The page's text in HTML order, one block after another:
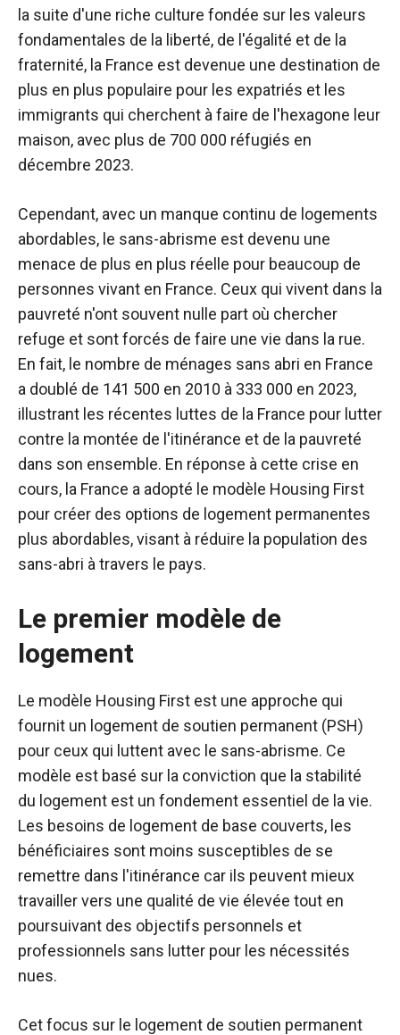
la suite d'une riche culture fondée sur les valeurs
fondamentales de la liberté, de l'égalité et de la
fraternité, la France est devenue une destination de
plus en plus populaire pour les expatriés et les
immigrants qui cherchent à faire de l'hexagone leur
maison, avec plus de 700 000 réfugiés en
décembre 2023.
Cependant, avec un manque continu de logements
abordables, le sans-abrisme est devenu une
menace de plus en plus réelle pour beaucoup de
personnes vivant en France. Ceux qui vivent dans la
pauvreté n'ont souvent nulle part où chercher
refuge et sont forcés de faire une vie dans la rue.
En fait, le nombre de ménages sans abri en France
a doublé de 141 500 en 2010 à 333 000 en 2023,
illustrant les récentes luttes de la France pour lutter
contre la montée de l'itinérance et de la pauvreté
dans son ensemble. En réponse à cette crise en
cours, la France a adopté le modèle Housing First
pour créer des options de logement permanentes
plus abordables, visant à réduire la population des
sans-abri à travers le pays.
Le premier modèle de
logement
Le modèle Housing First est une approche qui
fournit un logement de soutien permanent (PSH)
pour ceux qui luttent avec le sans-abrisme. Ce
modèle est basé sur la conviction que la stabilité
du logement est un fondement essentiel de la vie.
Les besoins de logement de base couverts, les
bénéficiaires sont moins susceptibles de se
remettre dans l'itinérance car ils peuvent mieux
travailler vers une qualité de vie élevée tout en
poursuivant des objectifs personnels et
professionnels sans lutter pour les nécessités
nues.
Cet focus sur le logement de soutien permanent